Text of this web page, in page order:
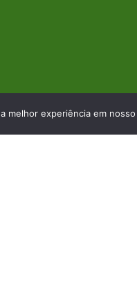
melhor experiência em